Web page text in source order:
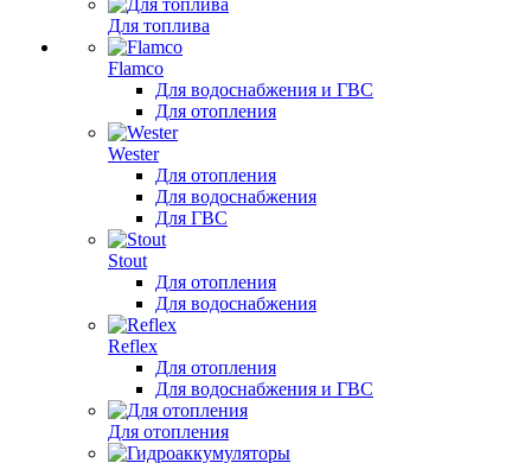
Для топлива
Flamco
Для водоснабжения и ГВС
Для отопления
Wester
Для отопления
Для водоснабжения
Для ГВС
Stout
Для отопления
Для водоснабжения
Reflex
Для отопления
Для водоснабжения и ГВС
Для отопления